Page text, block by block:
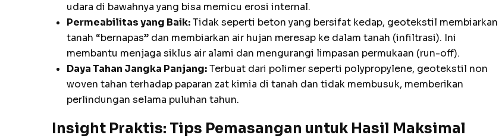
udara di bawahnya yang bisa memicu erosi internal.
Permeabilitas yang Baik:Tidak seperti beton yang bersifat kedap, geotekstil membiarkan
tanah “bernapas” dan membiarkan air hujan meresap ke dalam tanah (infiltrasi). Ini
membantu menjaga siklus air alami dan mengurangi limpasan permukaan (run-off).
Daya Tahan Jangka Panjang:Terbuat dari polimer seperti polypropylene, geotekstil non
woven tahan terhadap paparan zat kimia di tanah dan tidak membusuk, memberikan
perlindungan selama puluhan tahun.
Insight Praktis: Tips Pemasangan untuk Hasil Maksimal